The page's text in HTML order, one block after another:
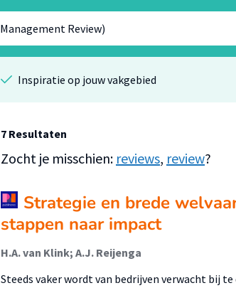
Inspiratie op jouw vakgebied
7 Resultaten
Zocht je misschien: reviews, review?
Strategie en brede
stappen naar impact
H.A. van Klink; A.J. Reijenga
Steeds vaker wordt van bedrijven verwacht bij